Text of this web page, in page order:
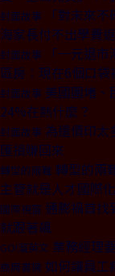
封面故事
「對未來
海家長付不出學費
封面故事
「一元退
區房：現在6個口袋
封面故事 美國圍堵、
24%在熱什麼？
封面故事 為還債印
匯損賺回來
轉型的兩難 轉型的兩
主管就是人才國際
國際視窗 通膨禍首找
就跟著飆
GO!溜英文 業務經理
商周書摘 如何讓員